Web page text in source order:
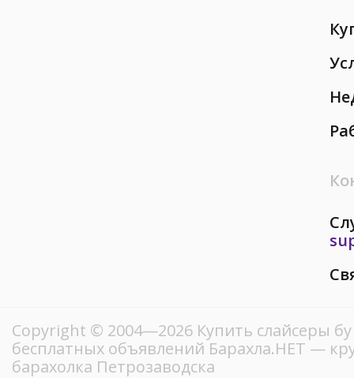
Copyright © 2004—2026 Купить слайсеры
бесплатных объявлений Барахла.НЕТ —
барахолка Петрозаводска